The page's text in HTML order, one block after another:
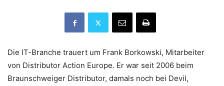
Die IT-Branche trauert um Frank Borkowski, Mitarbeiter
von Distributor Action Europe. Er war seit 2006 beim
Braunschweiger Distributor, damals noch bei Devil,